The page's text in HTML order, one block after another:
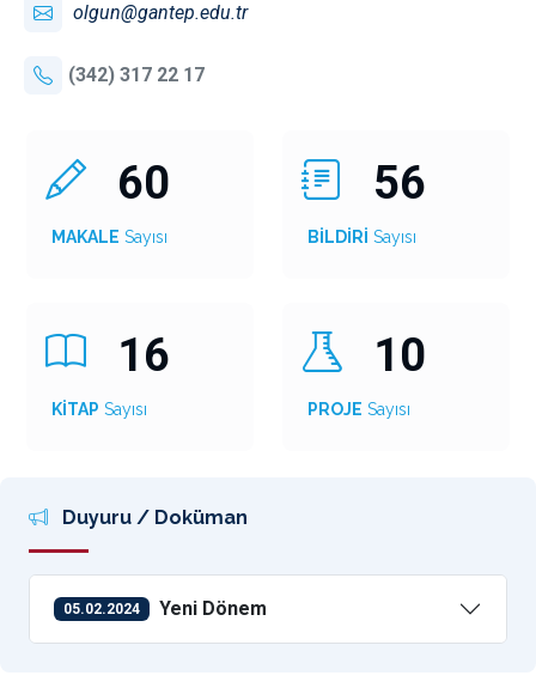
olgun@gantep.edu.tr
(342) 317 22 17
60
MAKALE Sayısı
56
BİLDİRİ Sayısı
16
KİTAP Sayısı
10
PROJE Sayısı
Duyuru / Doküman
05.02.2024 Yeni Dönem